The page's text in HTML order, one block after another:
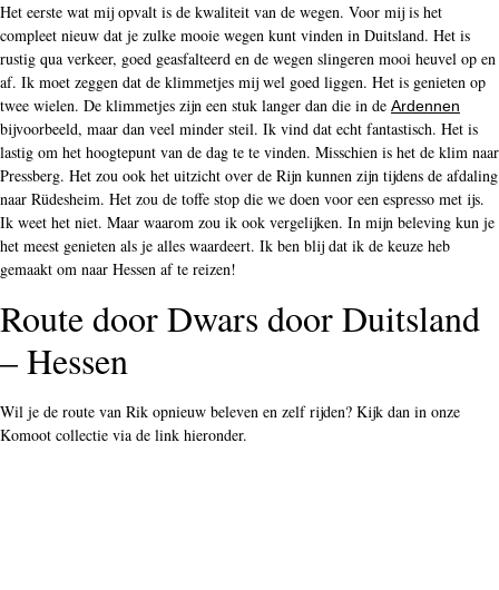
Het eerste wat mij opvalt is de kwaliteit van de wegen. Voor mij is het
compleet nieuw dat je zulke mooie wegen kunt vinden in Duitsland. Het is
rustig qua verkeer, goed geasfalteerd en de wegen slingeren mooi heuvel op en
af. Ik moet zeggen dat de klimmetjes mij wel goed liggen. Het is genieten op
twee wielen. De klimmetjes zijn een stuk langer dan die in de Ardennen
bijvoorbeeld, maar dan veel minder steil. Ik vind dat echt fantastisch. Het is
lastig om het hoogtepunt van de dag te te vinden. Misschien is het de klim naar
Pressberg. Het zou ook het uitzicht over de Rijn kunnen zijn tijdens de afdaling
naar Rüdesheim. Het zou de toffe stop die we doen voor een espresso met ijs.
Ik weet het niet. Maar waarom zou ik ook vergelijken. In mijn beleving kun je
het meest genieten als je alles waardeert. Ik ben blij dat ik de keuze heb
gemaakt om naar Hessen af te reizen!
Route door Dwars door Duitsland
– Hessen
Wil je de route van Rik opnieuw beleven en zelf rijden? Kijk dan in onze
Komoot collectie via de link hieronder.